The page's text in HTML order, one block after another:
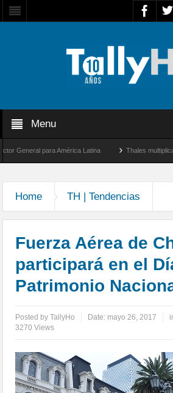
Menu
para América Latina Thales multiplica
Home TH | Tendencias
Fuerza Aérea de
participará en el
Patrimonio
Posted byTallyHo Date: mayo 26, 2017
3270 Views